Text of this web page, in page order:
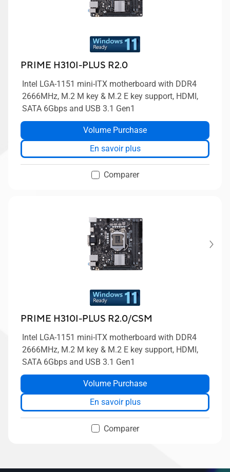
PRIME H310I-PLUS R2.0
Intel LGA-1151 mini-ITX motherboard with DDR4
2666MHz, M.2 M key & M.2 E key support, HDMI,
SATA 6Gbps and USB 3.1 Gen1
Volume Purchase
En savoir plus
Comparer
PRIME H310I-PLUS R2.0/CSM
Intel LGA-1151 mini-ITX motherboard with DDR4
2666MHz, M.2 M key & M.2 E key support, HDMI,
SATA 6Gbps and USB 3.1 Gen1
Volume Purchase
En savoir plus
Comparer